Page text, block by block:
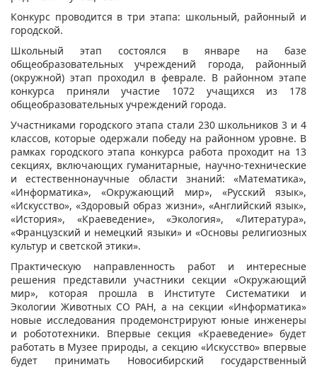
Конкурс проводится в три этапа: школьный, районный и
городской.
Школьный этап состоялся в январе на базе
общеобразовательных учреждений города, районный
(окружной) этап проходил в феврале. В районном этапе
конкурса приняли участие 1072 учащихся из 178
общеобразовательных учреждений города.
Участниками городского этапа стали 230 школьников 3 и 4
классов, которые одержали победу на районном уровне. В
рамках городского этапа конкурса работа проходит на 13
секциях, включающих гуманитарные, научно-технические
и естественнонаучные области знаний: «Математика»,
«Информатика», «Окружающий мир», «Русский язык»,
«Искусство», «Здоровый образ жизни», «Английский язык»,
«История», «Краеведение», «Экология», «Литература»,
«Французский и немецкий языки» и «Основы религиозных
культур и светской этики».
Практическую направленность работ и интересные
решения представили участники секции «Окружающий
мир», которая прошла в Институте Систематики и
Экологии Животных СО РАН, а на секции «Информатика»
новые исследования продемонстрируют юные инженеры
и робототехники. Впервые секция «Краеведение» будет
работать в Музее природы, а секцию «Искусство» впервые
будет принимать Новосибирский государственный